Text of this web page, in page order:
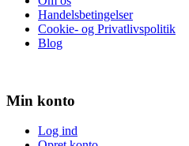
Handelsbetingelser
Cookie- og Privatlivspolitik
Blog
Min konto
Log ind